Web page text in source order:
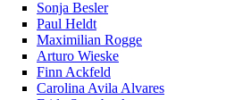
Sonja Besler
Paul Heldt
Maximilian Rogge
Arturo Wieske
Finn Ackfeld
Carolina Avila Alvares